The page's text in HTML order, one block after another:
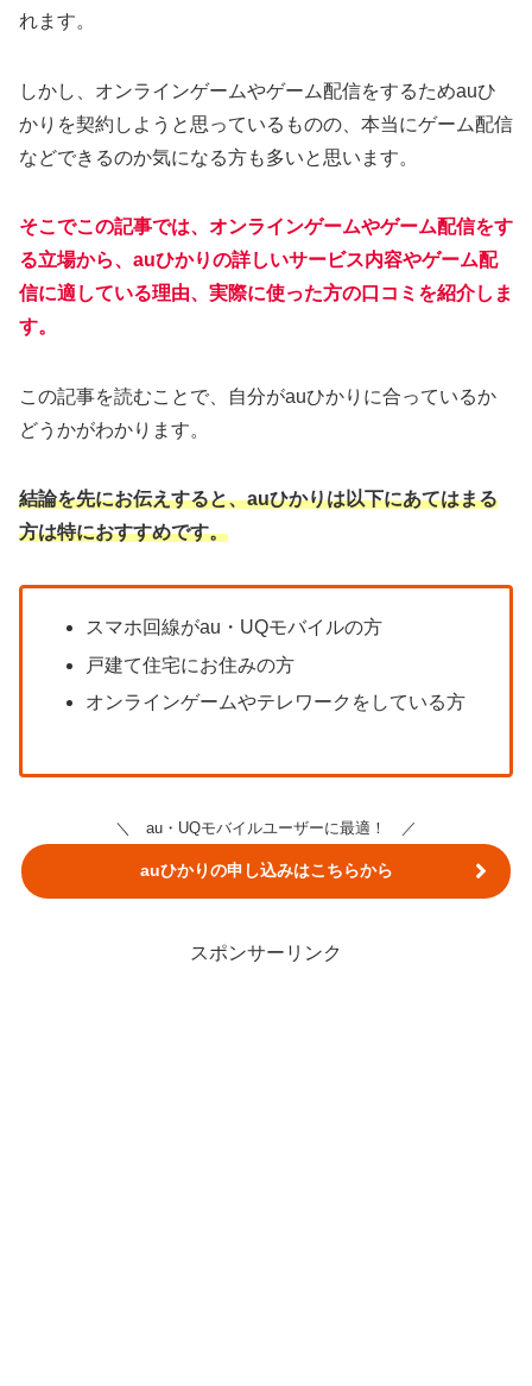
れます。
しかし、オンラインゲームやゲーム配信をするためauひ
かりを契約しようと思っているものの、本当にゲーム配信
などできるのか気になる方も多いと思います。
そこでこの記事では、オンラインゲームやゲーム配信をす
る立場から、auひかりの詳しいサービス内容やゲーム配
信に適している理由、実際に使った方の口コミを紹介しま
す。
この記事を読むことで、自分がauひかりに合っているか
どうかがわかります。
結論を先にお伝えすると、auひかりは以下にあてはまる
方は特におすすめです。
スマホ回線がau・UQモバイルの方
戸建て住宅にお住みの方
オンラインゲームやテレワークをしている方
＼ au・UQモバイルユーザーに最適！ ／
auひかりの申し込みはこちらから
スポンサーリンク